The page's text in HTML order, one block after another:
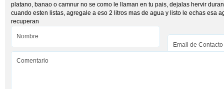
platano, banao o camnur no se como le llaman en tu pais, dejalas hervir
cuando esten listas, agregale a eso 2 litros mas de agua y listo le echas esa
recuperan